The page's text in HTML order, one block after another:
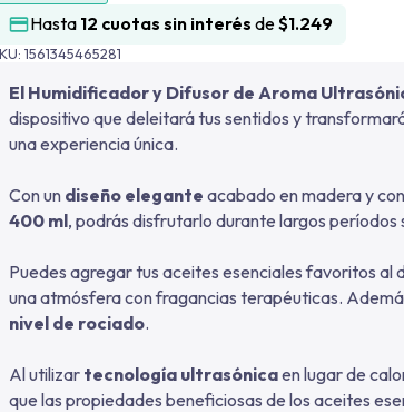
Hasta 12 cuotas sin interés de$1.249
1561345465281
El Humidificador y Difusor de Aroma
dispositivo que deleitará tus sentidos y
una experiencia única.
Con un diseño elegante acabado en madera y
400 ml, podrás disfrutarlo durante largos períodos
Puedes agregar tus aceites esenciales favoritos al
una atmósfera con fragancias terapéuticas.
nivel de rociado.
Al utilizar tecnología ultrasónicaen lugar de
que las propiedades beneficiosas de los aceites